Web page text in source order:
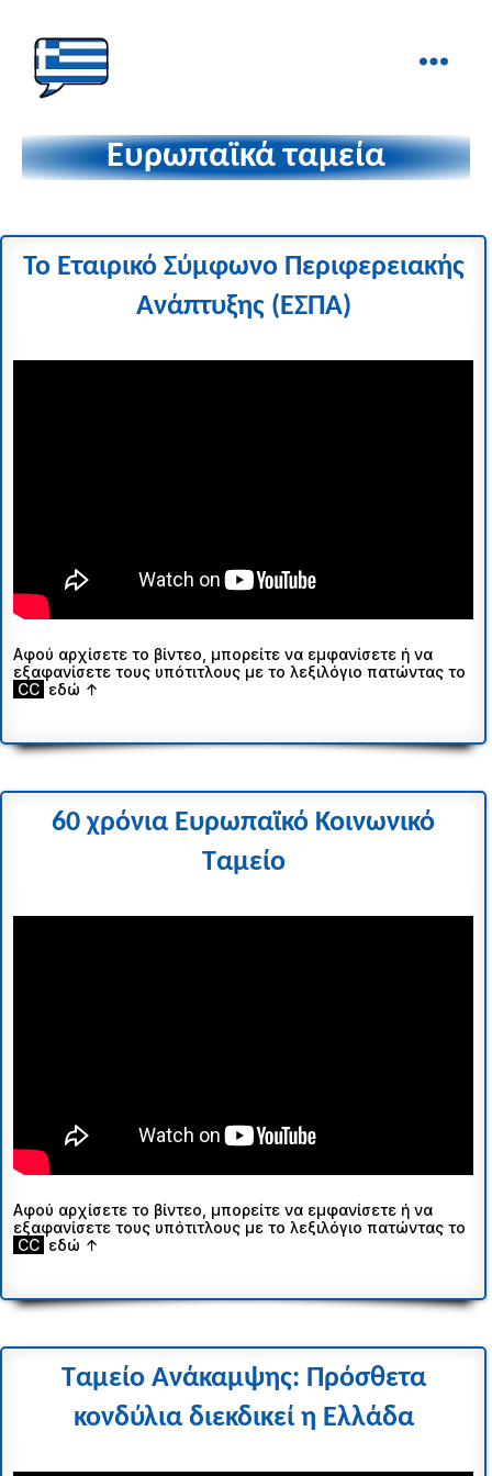
στα
Δάχτυλα! Ευρωπαϊκά ταμεία
Το Εταιρικό Σύμφωνο Περιφερειακής
Ανάπτυξης (ΕΣΠΑ)
Αφού αρχίσετε το βίντεο, μπορείτε να εμφανίσετε ή να
εξαφανίσετε τους υπότιτλους με το λεξιλόγιο πατώντας το
CC εδώ ↑
60 χρόνια Ευρωπαϊκό Κοινωνικό
Ταμείο
Αφού αρχίσετε το βίντεο, μπορείτε να εμφανίσετε ή να
εξαφανίσετε τους υπότιτλους με το λεξιλόγιο πατώντας το
CC εδώ ↑
Ταμείο Ανάκαμψης: Πρόσθετα
κονδύλια διεκδικεί η Ελλάδα